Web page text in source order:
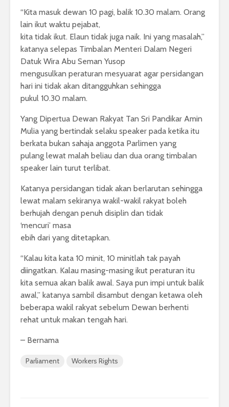
“Kita masuk dewan 10 pagi, balik 10.30 malam. Orang
lain ikut waktu pejabat,
kita tidak ikut. Elaun tidak juga naik. Ini yang masalah,”
katanya selepas Timbalan Menteri Dalam Negeri
Datuk Wira Abu Seman Yusop
mengusulkan peraturan mesyuarat agar persidangan
hari ini tidak akan ditangguhkan sehingga
pukul 10.30 malam.
Yang Dipertua Dewan Rakyat Tan Sri Pandikar Amin
Mulia yang bertindak selaku speaker pada ketika itu
berkata bukan sahaja anggota Parlimen yang
pulang lewat malah beliau dan dua orang timbalan
speaker lain turut terlibat.
Katanya persidangan tidak akan berlarutan sehingga
lewat malam sekiranya wakil-wakil rakyat boleh
berhujah dengan penuh disiplin dan tidak
‘mencuri’ masa
ebih dari yang ditetapkan.
“Kalau kita kata 10 minit, 10 minitlah tak payah
diingatkan. Kalau masing-masing ikut peraturan itu
kita semua akan balik awal. Saya pun impi untuk balik
awal,” katanya sambil disambut dengan ketawa oleh
beberapa wakil rakyat sebelum Dewan berhenti
rehat untuk makan tengah hari.
– Bernama
Parliament Workers Rights